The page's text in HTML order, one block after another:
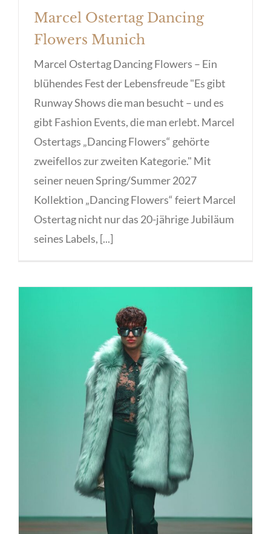
Marcel Ostertag Dancing
Flowers Munich
Marcel Ostertag Dancing Flowers – Ein
blühendes Fest der Lebensfreude "Es gibt
Runway Shows die man besucht – und es
gibt Fashion Events, die man erlebt. Marcel
Ostertags „Dancing Flowers“ gehörte
zweifellos zur zweiten Kategorie." Mit
seiner neuen Spring/Summer 2027
Kollektion „Dancing Flowers“ feiert Marcel
Ostertag nicht nur das 20-jährige Jubiläum
seines Labels, [...]
Marcel Ostertag – INSOMNIA –
autumn/winter 2025/26